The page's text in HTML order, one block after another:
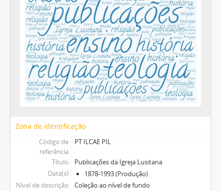
Zona de identificação
Código de
referência
PT ILCAE PIL
Título
Publicações da Igreja Lusitana
Data(s)
1878-1993 (Produção)
Nível de descrição
Coleção ao nível de fundo